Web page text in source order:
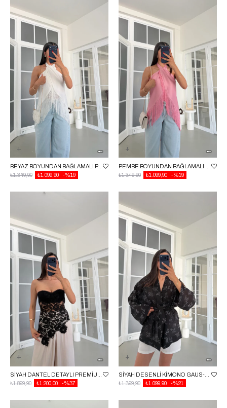
%19
₺1.099,90
₺1.349,90
%19
₺1.099,90
₺1.349,90
%37
₺1.200,00
₺1.899,90
%21
₺1.099,90
₺1.399,90